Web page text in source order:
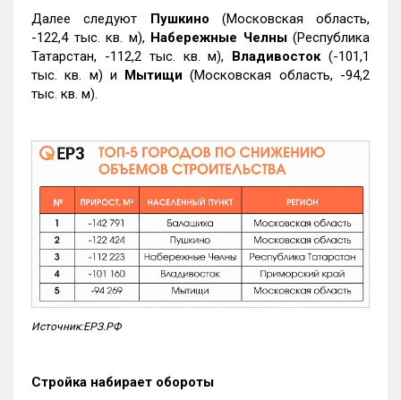
Далее следуют Пушкино (Московская область,
-122,4 тыс. кв. м), Набережные Челны(Республика
Татарстан, -112,2 тыс. кв. м), Владивосток(-101,1
тыс. кв. м) и Мытищи (Московская область, -94,2
тыс. кв. м).
Источник:ЕРЗ.РФ
Стройка набирает обороты